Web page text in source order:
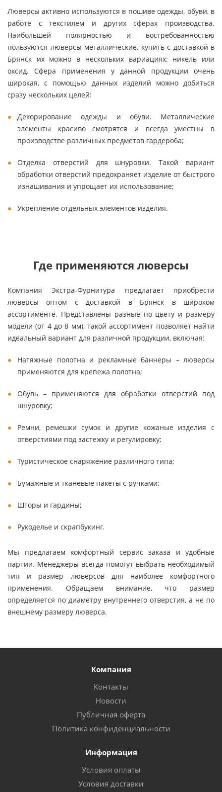
Люверсы активно используются в пошиве одежды, обуви, в
работе с текстилем и других сферах производства.
Наибольшей полярностью и востребованностью
пользуются люверсы металлические, купить с доставкой в
Брянск их можно в нескольких вариациях: никель или
оксид. Сфера применения у данной продукции очень
широкая, с помощью данных изделий можно добиться
сразу нескольких целей:
Декорирование одежды и обуви. Металлические
элементы красиво смотрятся и всегда уместны в
производстве различных предметов гардероба;
Отделка отверстий для шнуровки. Такой вариант
обработки отверстий предохраняет изделие от быстрого
изнашивания и упрощает их использование;
Укрепление отдельных элементов изделия.
Где применяются люверсы
Компания Экстра-Фурнитура предлагает приобрести
люверсы оптом с доставкой в Брянск в широком
ассортименте. Представлены разные по цвету и размеру
модели (от 4 до 8 мм), такой ассортимент позволяет найти
идеальный вариант для различной продукции, включая:
Натяжные полотна и рекламные баннеры – люверсы
применяются для крепежа полотна;
Обувь – применяются для обработки отверстий под
шнуровку;
Ремни, ремешки сумок и другие кожаные изделия с
отверстиями под застежку и регулировку;
Туристическое снаряжение различного типа;
Бумажные и тканевые пакеты с ручками;
Шторы и гардины;
Рукоделье и скрапбукинг.
Мы предлагаем комфортный сервис заказа и удобные
партии. Менеджеры всегда помогут выбрать необходимый
тип и размер люверсов для наиболее комфортного
применения. Обращаем внимание, что размер
определяется по диаметру внутреннего отверстия, а не по
внешнему размеру люверса.
Компания
Контакты
Новости
Публичная оферта
Политика конфиденциальности
Информация
Условия оплаты
Условия доставки